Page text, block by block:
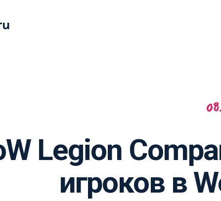
Legion
игроков в